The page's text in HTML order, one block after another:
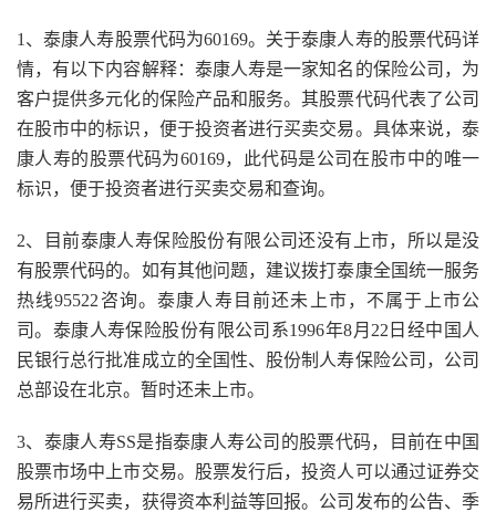
1、泰康人寿股票代码为60169。关于泰康人寿的股票代码详
情，有以下内容解释：泰康人寿是一家知名的保险公司，为
客户提供多元化的保险产品和服务。其股票代码代表了公司
在股市中的标识，便于投资者进行买卖交易。具体来说，泰
康人寿的股票代码为60169，此代码是公司在股市中的唯一
标识，便于投资者进行买卖交易和查询。
2、目前泰康人寿保险股份有限公司还没有上市，所以是没
有股票代码的。如有其他问题，建议拨打泰康全国统一服务
热线95522咨询。泰康人寿目前还未上市，不属于上市公
司。泰康人寿保险股份有限公司系1996年8月22日经中国人
民银行总行批准成立的全国性、股份制人寿保险公司，公司
总部设在北京。暂时还未上市。
3、泰康人寿SS是指泰康人寿公司的股票代码，目前在中国
股票市场中上市交易。股票发行后，投资人可以通过证券交
易所进行买卖，获得资本利益等回报。公司发布的公告、季